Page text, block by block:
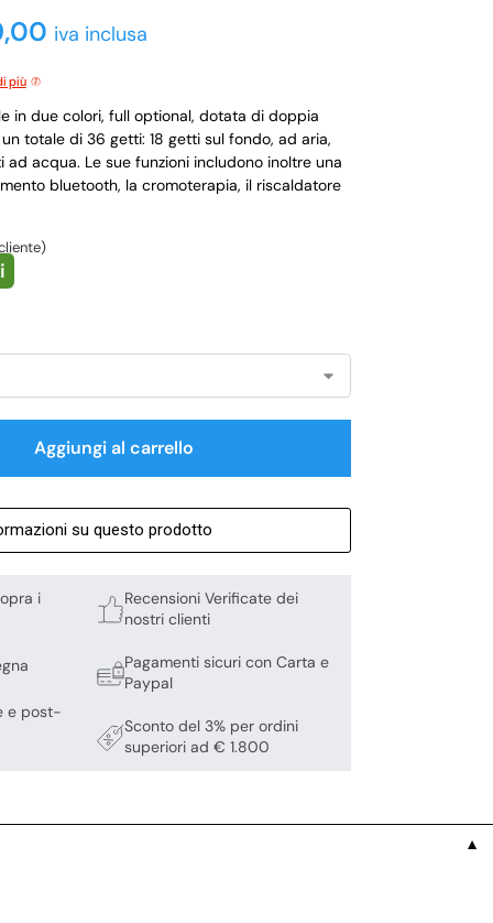
iva inclusa
più
in due colori, full optional, dotata di doppia
totale di 36 getti: 18 getti sul fondo, ad aria,
acqua. Le sue funzioni includono inoltre una
bluetooth, la cromoterapia, il riscaldatore
Aggiungi al carrello
su questo prodotto
i
e post-
Recensioni Verificate dei
nostri clienti
Pagamenti sicuri con Carta e
Paypal
Sconto del 3% per ordini
superiori ad € 1.800
▼